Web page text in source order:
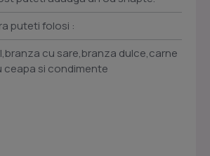
puteti folosi :
cu sare,branza dulce,carne
si condimente